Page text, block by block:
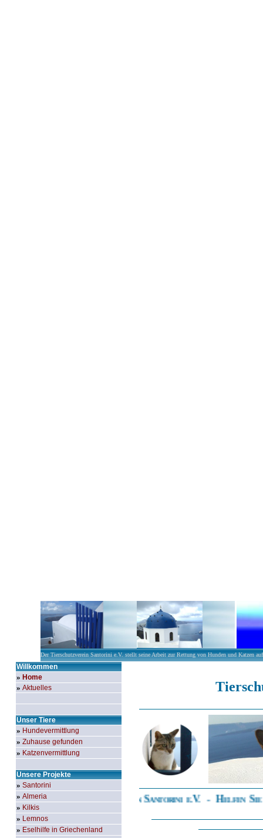
Der Tierschutzverein Santorini e.V. stellt seine Arbeit zur Rettung von Hunden und Katzen
Willkommen
» Home
» Aktuelles
Unser Tiere
» Hundevermittlung
» Zuhause gefunden
» Katzenvermittlung
Unsere Projekte
» Santorini
» Almeria
» Kilkis
» Lemnos
» Eselhilfe in Griechenland
Tierschutzverein Santorini e.V. - Helfen Sie